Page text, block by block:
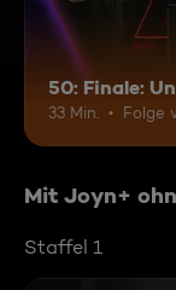
50: Finale:
33 Min. Folge
Mit Joyn+
Staffel 1